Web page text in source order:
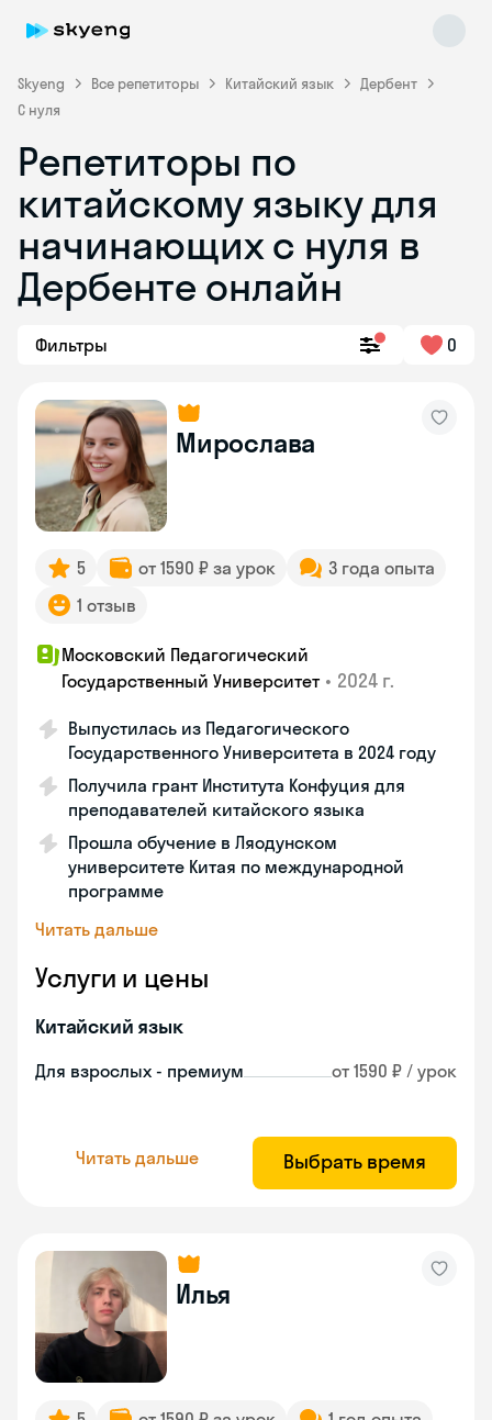
Skyeng Все репетиторы Китайский язык
Дербент
С нуля
Репетиторы по
китайскому языку для
начинающих с нуля в
Дербенте онлайн
Фильтры 0
Мирослава
5 от 1590 ₽ за урок
3 года опыта
1 отзыв
Московский Педагогический
Государственный Университет • 2024 г.
Выпустилась из Педагогического
Государственного Университета в 2024 году
Получила грант Института Конфуция для
преподавателей китайского языка
Прошла обучение в Ляодунском
университете Китая по международной
программе
Читать дальше
Услуги и цены
Китайский язык
Для взрослых - премиум от 1590 ₽ / урок
Читать дальше Выбрать время
Илья
Skyeng Chat